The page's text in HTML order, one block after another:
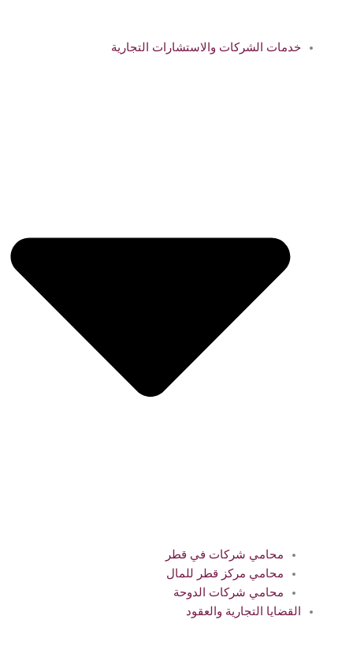
خدمات الشركات والاستشارات التجارية
محامي شركات في قطر
محامي مركز قطر للمال
محامي شركات الدوحة
القضايا التجارية والعقود